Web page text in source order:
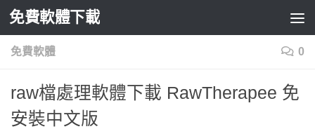
Skip to content
免費軟體下載
免費軟體 0
raw檔處理軟體下載 RawTherapee 免
安裝中文版